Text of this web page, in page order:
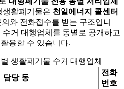
생활폐기물은 천일에너지 콜센터
와 전화접수를 받는 구조입니
거 대행업체를 동별로 공개하고
용할 수 있습니다.
생활폐기물 수거 대행업체
담당 동
전화
번호